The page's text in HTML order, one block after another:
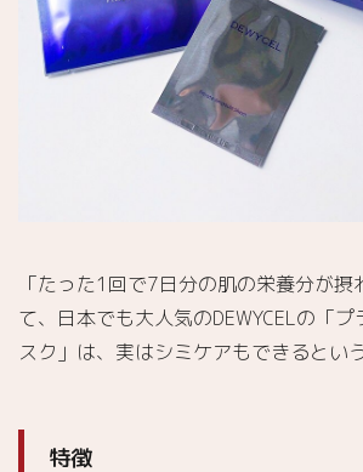
「たった1回で7日分の肌の栄養分が摂
て、日本でも大人気のDEWYCELの「
スク」は、実はシミケアもできるとい
特徴